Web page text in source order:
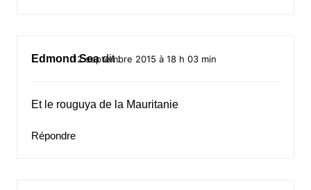
Edmond Sea dit :
12 septembre 2015 à 18 h 03 min
Et le rouguya de la Mauritanie
Répondre